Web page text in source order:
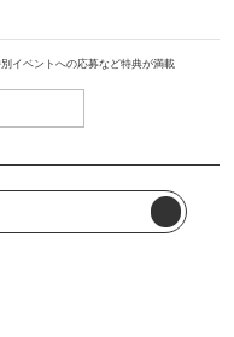
イベントへの応募など特典が満載